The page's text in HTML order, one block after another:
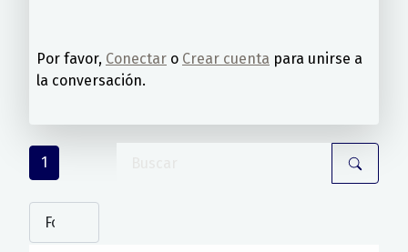
Por favor, Conectar o Crear cuenta para unirse a
la conversación.
1